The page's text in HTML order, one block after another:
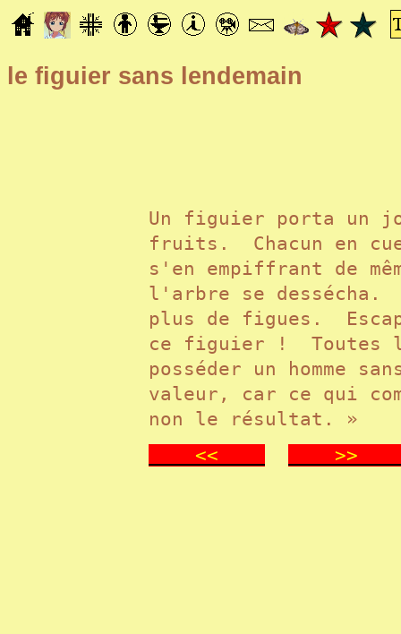
le figuier sans lendemain
Un figuier porta un
fruits. Chacun en
s'en empiffrant de
l'arbre se
plus de figues.
ce figuier ! Toutes
posséder un homme
valeur, car ce qui
non le résultat. »
<<